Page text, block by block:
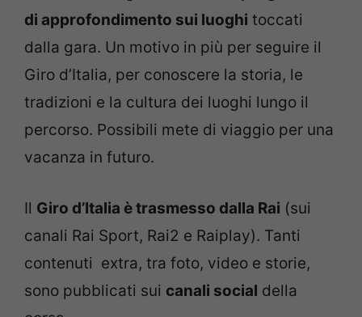
di approfondimento sui luoghi toccati
dalla gara. Un motivo in più per seguire il
Giro d’Italia, per conoscere la storia, le
tradizioni e la cultura dei luoghi lungo il
percorso. Possibili mete di viaggio per una
vacanza in futuro.
Il Giro d’Italia è trasmesso dalla Rai (sui
canali Rai Sport, Rai2 e Raiplay). Tanti
contenuti extra, tra foto, video e storie,
sono pubblicati sui canali social della